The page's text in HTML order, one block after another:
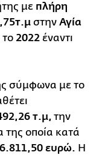
με πλήρη
στην Αγία
2022 έναντι
σύμφωνα με το
τ.μ, την
της οποία κατά
ευρώ. Η